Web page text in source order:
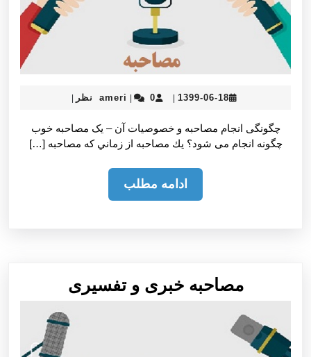
1399-06-18
1399-
|
ameri
ameri | 0 نظر |
چگونگی انجام مصاحبه و خصوصيات آن – یک مصاحبه خوب
چگونه انجام می شود؟ يك مصاحبه از زماني كه مصاحبه […]
ادامه مطلب
مطلب
مصاحبه خبری و تفسيری
خبری
و
تفسيری